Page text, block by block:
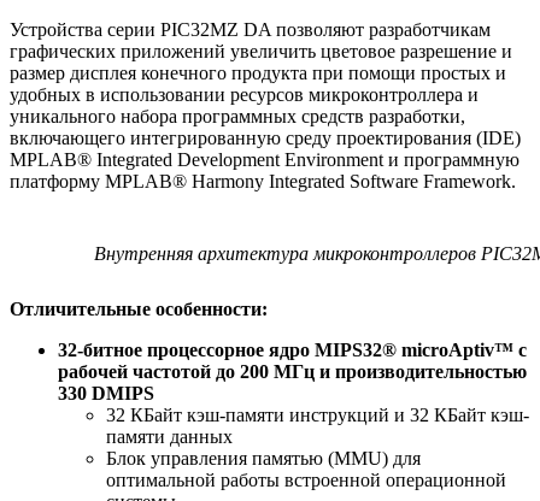
Устройства серии PIC32MZ DA позволяют разработчикам
графических приложений увеличить цветовое разрешение и
размер дисплея конечного продукта при помощи простых и
удобных в использовании ресурсов микроконтроллера и
уникального набора программных средств разработки,
включающего интегрированную среду проектирования (IDE)
MPLAB® Integrated Development Environment и программную
платформу MPLAB® Harmony Integrated Software Framework.
Внутренняя архитектура микроконтроллеров
Отличительные особенности:
32-битное процессорное ядро MIPS32® microAptiv™ с
рабочей частотой до 200 МГц и производительностью
330 DMIPS
32 КБайт кэш-памяти инструкций и 32 КБайт кэш-
памяти данных
Блок управления памятью (MMU) для
оптимальной работы встроенной операционной